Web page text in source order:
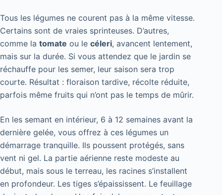
Tous les légumes ne courent pas à la même vitesse.
Certains sont de vraies sprinteuses. D’autres,
comme la tomate ou le céleri, avancent lentement,
mais sur la durée. Si vous attendez que le jardin se
réchauffe pour les semer, leur saison sera trop
courte. Résultat : floraison tardive, récolte réduite,
parfois même fruits qui n’ont pas le temps de mûrir.
En les semant en intérieur, 6 à 12 semaines avant la
dernière gelée, vous offrez à ces légumes un
démarrage tranquille. Ils poussent protégés, sans
vent ni gel. La partie aérienne reste modeste au
début, mais sous le terreau, les racines s’installent
en profondeur. Les tiges s’épaississent. Le feuillage